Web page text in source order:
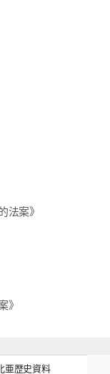
法案》
》
亜歴史資料